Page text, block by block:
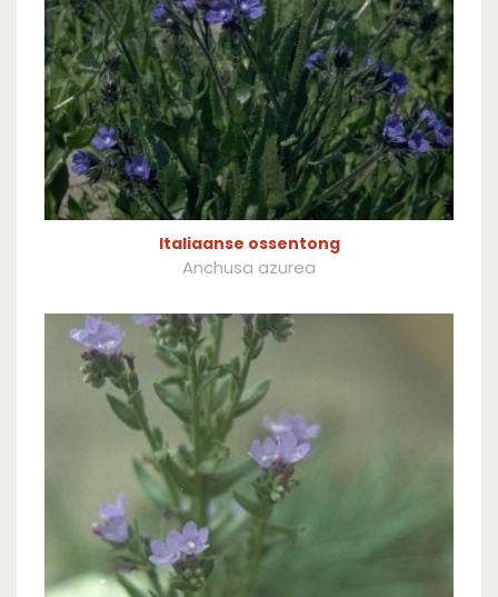
Italiaanse ossentong
Anchusa azurea